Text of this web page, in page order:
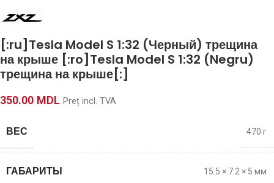
[:ru]Tesla Model S 1:32 (Черный) трещина
на крыше [:ro]Tesla Model S 1:32 (Negru)
трещина на крыше[:]
350.00 MDL Preț incl. TVA
ВЕС 470 г
ГАБАРИТЫ 15.5 × 7.2 × 5 мм